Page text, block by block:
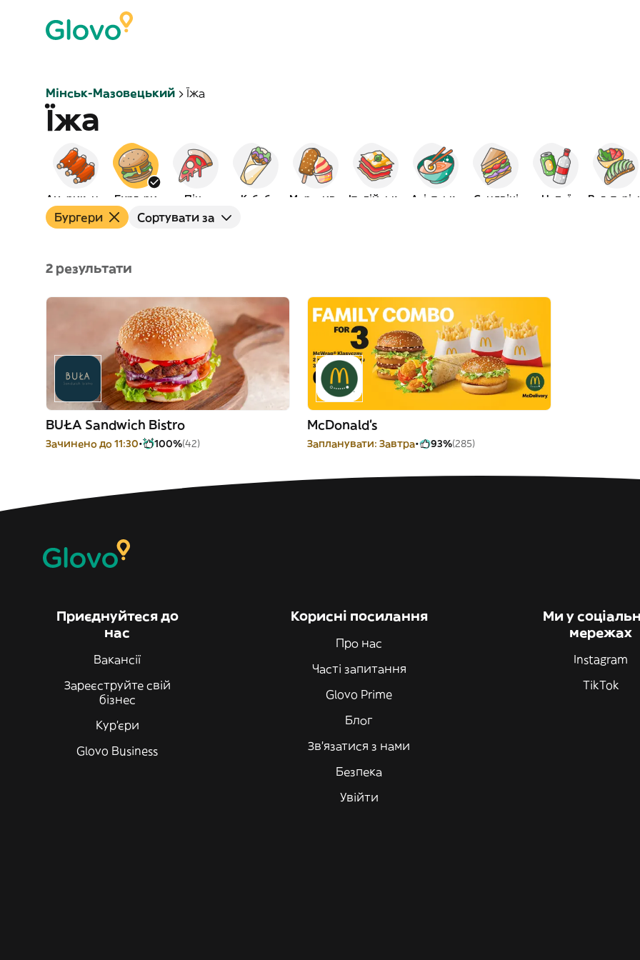
Мінськ-Мазовецький Їжа
Їжа
Бургери Піца Кебаб Морозиво Італійська Азіатська Сендвічі Напої
Бургери Сортувати за
2 результати
BUŁA Sandwich Bistro
Зачинено до 11:30 100%(42)
McDonald's
Запланувати: Завтра 93%(285)
Приєднуйтеся до
нас
Вакансії
Зареєструйте свій
бізнес
Кур'єри
Glovo Business
Корисні посилання
Про нас
Часті запитання
Glovo Prime
Блог
Зв'язатися з нами
Безпека
Увійти
Ми у
мережах
Instagram
TikTok